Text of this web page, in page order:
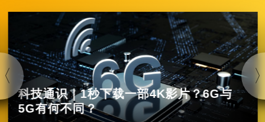
科技通识｜1秒下载一部4K影片？6G与
5G有何不同？